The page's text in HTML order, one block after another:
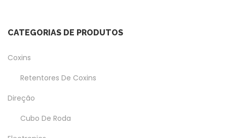
CATEGORIAS DE PRODUTOS
Coxins
Retentores De Coxins
Direção
Cubo De Roda